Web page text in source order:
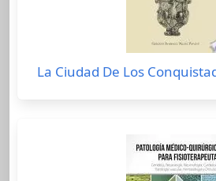
La Ciudad De Los